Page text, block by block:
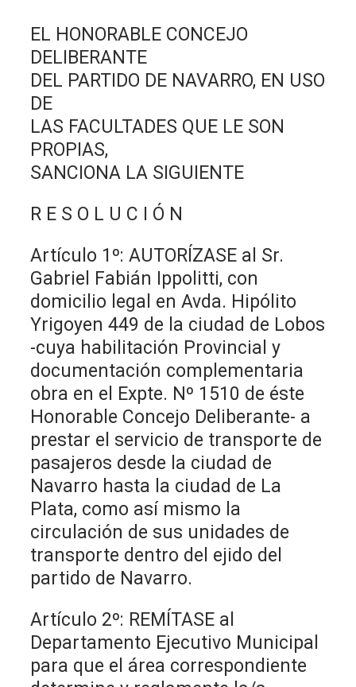
EL HONORABLE CONCEJO
DELIBERANTE
DEL PARTIDO DE NAVARRO, EN USO
DE
LAS FACULTADES QUE LE SON
PROPIAS,
SANCIONA LA SIGUIENTE
R E S O L U C I Ó N
Artículo 1º: AUTORÍZASE al Sr.
Gabriel Fabián Ippolitti, con
domicilio legal en Avda. Hipólito
Yrigoyen 449 de la ciudad de Lobos
-cuya habilitación Provincial y
documentación complementaria
obra en el Expte. Nº 1510 de éste
Honorable Concejo Deliberante- a
prestar el servicio de transporte de
pasajeros desde la ciudad de
Navarro hasta la ciudad de La
Plata, como así mismo la
circulación de sus unidades de
transporte dentro del ejido del
partido de Navarro.
Artículo 2º: REMÍTASE al
Departamento Ejecutivo Municipal
para que el área correspondiente